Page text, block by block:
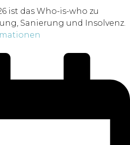
ist das Who-is-who zu
Sanierung und Insolvenz.